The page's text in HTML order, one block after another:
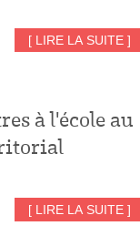
[ LIRE LA SUITE ]
à l'école au
[ LIRE LA SUITE ]